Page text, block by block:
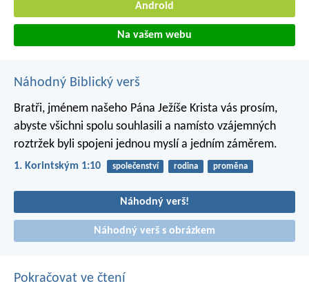
Android
Na vašem webu
Náhodný Biblický verš
Bratři, jménem našeho Pána Ježíše Krista vás prosím,
abyste všichni spolu souhlasili a namísto vzájemných
roztržek byli spojeni jednou myslí a jedním záměrem.
1. Korintským 1:10 společenství rodina proměna
Náhodný verš!
Náhodný verš s obrázkem
Pokračovat ve čtení